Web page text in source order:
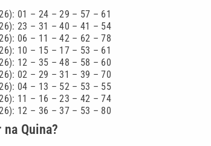
01 – 24 – 29 – 57 – 61
23 – 31 – 40 – 41 – 54
06 – 11 – 42 – 62 – 78
10 – 15 – 17 – 53 – 61
12 – 35 – 48 – 58 – 60
02 – 29 – 31 – 39 – 70
04 – 13 – 52 – 53 – 55
11 – 16 – 23 – 42 – 74
12 – 36 – 37 – 53 – 80
Quina?